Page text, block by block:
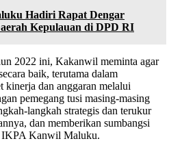
Hadiri Rapat Dengar
Kepulauan di DPD RI
2022 ini, Kakanwil meminta agar
baik, terutama dalam
kinerja dan anggaran melalui
pemegang tusi masing-masing
langkah strategis dan terukur
dan memberikan sumbangsi
IKPA Kanwil Maluku.